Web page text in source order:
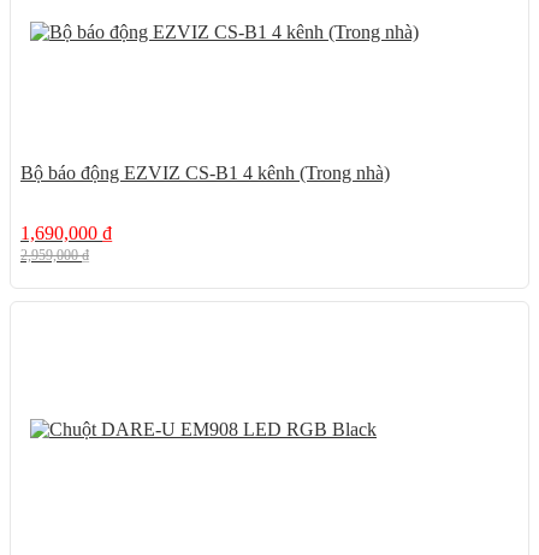
Bộ báo động EZVIZ CS-B1 4 kênh (Trong nhà)
1,690,000 ₫
2,959,000₫